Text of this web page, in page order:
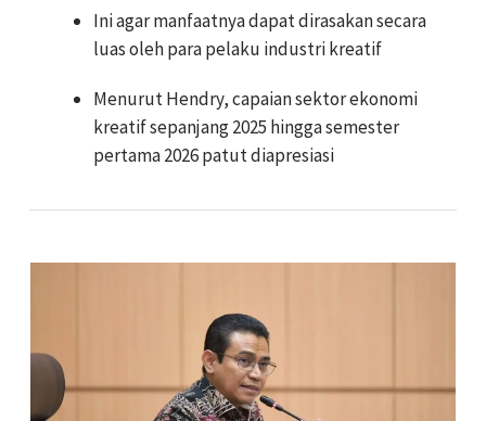
Ini agar manfaatnya dapat dirasakan secara
luas oleh para pelaku industri kreatif
Menurut Hendry, capaian sektor ekonomi
kreatif sepanjang 2025 hingga semester
pertama 2026 patut diapresiasi